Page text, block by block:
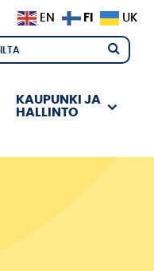
KAUPUNKI JA
HALLINTO
EN FI UK